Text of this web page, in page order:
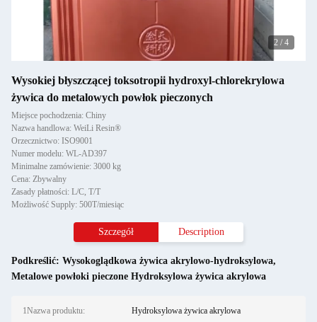
2 / 4
Wysokiej błyszczącej toksotropii hydroxyl-chlorekrylowa
żywica do metalowych powłok pieczonych
Miejsce pochodzenia: Chiny
Nazwa handlowa: WeiLi Resin®
Orzecznictwo: ISO9001
Numer modelu: WL-AD397
Minimalne zamówienie: 3000 kg
Cena: Zbywalny
Zasady płatności: L/C, T/T
Możliwość Supply: 500T/miesiąc
Szczegół Description
Podkreślić: Wysokoglądkowa żywica akrylowo-hydroksylowa,
Metalowe powłoki pieczone Hydroksylowa żywica akrylowa
1Nazwa produktu: Hydroksylowa żywica akrylowa